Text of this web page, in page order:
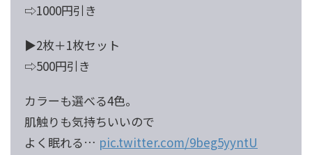
⇨1000円引き
▶2枚＋1枚セット
⇨500円引き
カラーも選べる4色。
肌触りも気持ちいいので
よく眠れる… pic.twitter.com/9beg5yyntU